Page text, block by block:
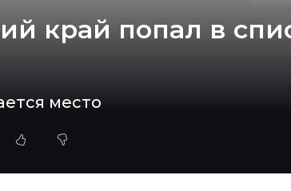
край попал в
место